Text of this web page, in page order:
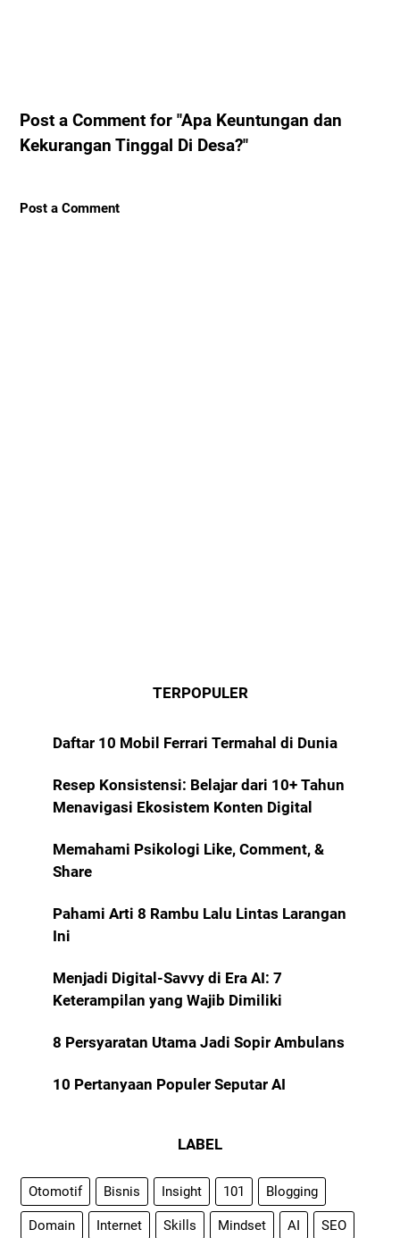
Post a Comment for "Apa Keuntungan dan
Kekurangan Tinggal Di Desa?"
Post a Comment
TERPOPULER
Daftar 10 Mobil Ferrari Termahal di Dunia
Resep Konsistensi: Belajar dari 10+ Tahun
Menavigasi Ekosistem Konten Digital
Memahami Psikologi Like, Comment, &
Share
Pahami Arti 8 Rambu Lalu Lintas Larangan
Ini
Menjadi Digital-Savvy di Era AI: 7
Keterampilan yang Wajib Dimiliki
8 Persyaratan Utama Jadi Sopir Ambulans
10 Pertanyaan Populer Seputar AI
LABEL
Otomotif Bisnis Insight 101 Blogging
Domain Internet Skills Mindset AI SEO